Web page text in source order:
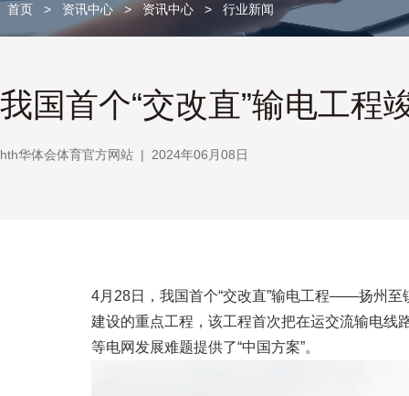
首页 > 资讯中心 > 资讯中心 > 行业新闻
我国首个“交改直”输电工程
hth华体会体育官方网站 | 2024年06月08日
4月28日，我国首个“交改直”输电工程——扬州至
建设的重点工程，该工程首次把在运交流输电线
等电网发展难题提供了“中国方案”。